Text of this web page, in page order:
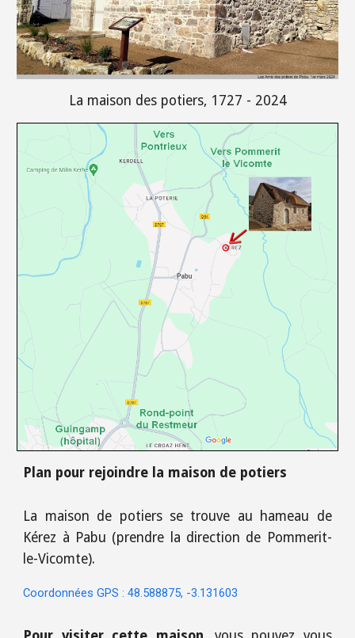
La maison des potiers, 1727 - 2024
Plan pour rejoindre la maison de potiers
La maison de potiers se trouve au hameau de
Kérez à Pabu (prendre la direction de Pommerit-
le-Vicomte).
Coordonnées GPS : 48.588875, -3.131603